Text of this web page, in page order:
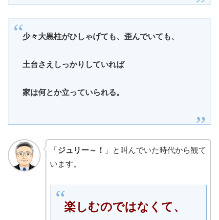
少々大黒柱がひしゃげても、歪んでいても、
土台さえしっかりしていれば
家は何とか立っていられる。
「 ジュリー～！
」と叫んでいた時代から観て
います。
楽しむのではなくて、